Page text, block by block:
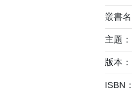
叢書名
主題：
版本
ISBN